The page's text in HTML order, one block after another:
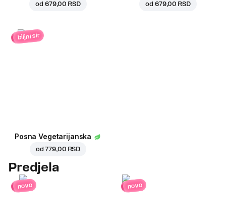
od 679,00 RSD od 679,00 RSD
biljni sir
Posna Vegetarijanska
od779,00 RSD
Predjela
novo novo